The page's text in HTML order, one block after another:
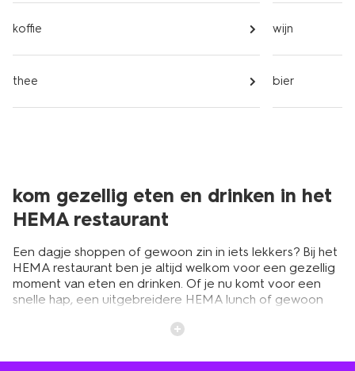
koffie
thee
wijn
bier
kom gezellig eten en drinken in het
HEMA restaurant
Een dagje shoppen of gewoon zin in iets lekkers? Bij het
HEMA restaurant ben je altijd welkom voor een gezellig
moment van eten en drinken. Of je nu komt voor een
snelle hap, een uitgebreidere HEMA lunch of gewoon
Op het HEMA menu vind je vertrouwde klassiekers en